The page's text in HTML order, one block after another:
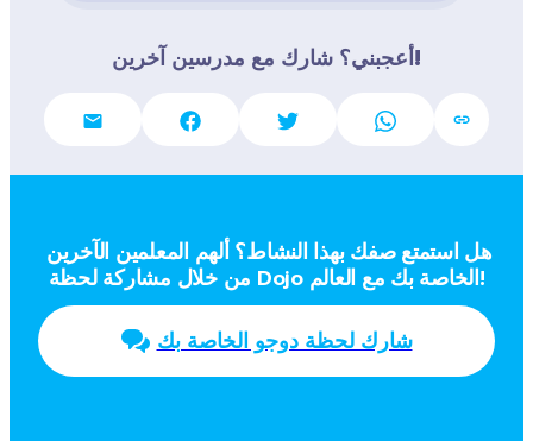
أعجبني؟ شارك مع مدرسين آخرين!
من خلال مشاركة لحظة Dojo الخاصة بك مع العالم!
شارك لحظة دوجو الخاصة بك